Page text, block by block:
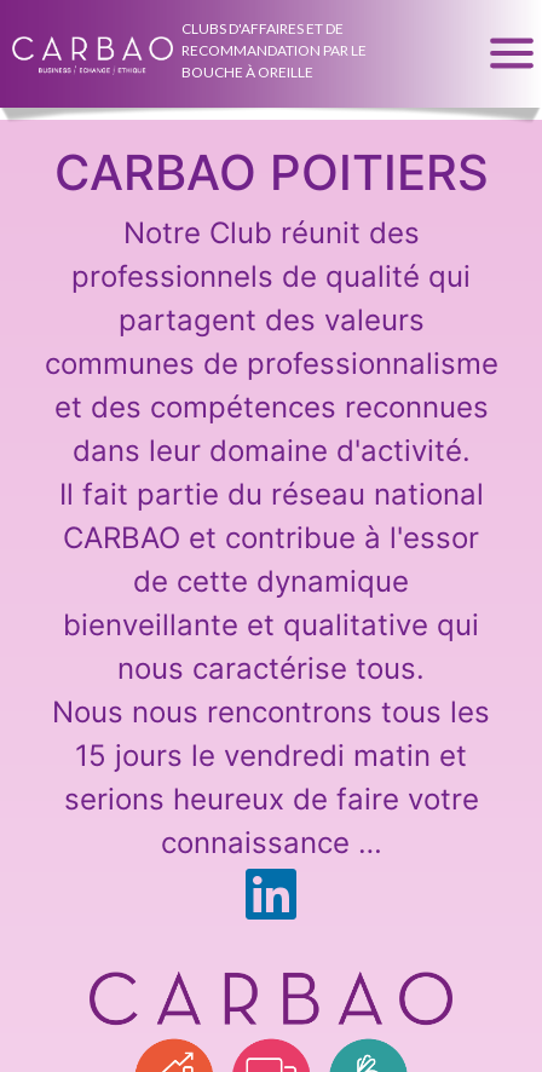
CLUBS D'AFFAIRES ET DE
RECOMMANDATION PAR LE
BOUCHE À OREILLE
CARBAO POITIERS
Notre Club réunit des
professionnels de qualité qui
partagent des valeurs
communes de professionnalisme
et des compétences reconnues
dans leur domaine d'activité.
Il fait partie du réseau national
CARBAO et contribue à l'essor
de cette dynamique
bienveillante et qualitative qui
nous caractérise tous.
Nous nous rencontrons tous les
15 jours le vendredi matin et
serions heureux de faire votre
connaissance …